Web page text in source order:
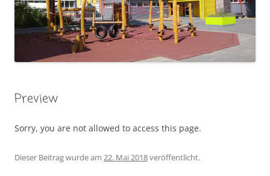
Preview
Sorry, you are not allowed to access this page.
Dieser Beitrag wurdeam 22. Mai 2018veröffentlicht.